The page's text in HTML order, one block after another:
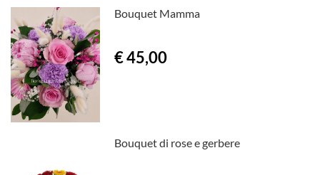
Bouquet Mamma
€ 45,00
Bouquet di rose e gerbere